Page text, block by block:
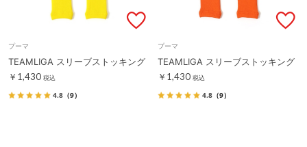
プーマ
TEAMLIGA スリーブストッキング
￥1,430 税込
4.8 （9）
プーマ
TEAMLIGA スリーブストッキング
￥1,430 税込
4.8 （9）